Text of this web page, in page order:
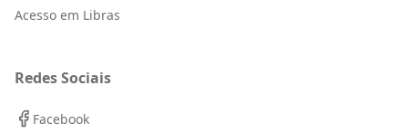
Acesso em Libras
Redes Sociais
Facebook